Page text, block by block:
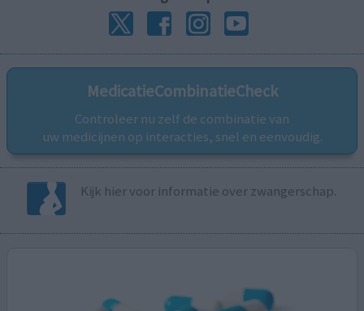
MedicatieCombinatieCheck
Controleer nu zelf de combinatie van
uw medicijnen op interacties, snel en eenvoudig.
Kijk hier voor informatie over zwangerschap.